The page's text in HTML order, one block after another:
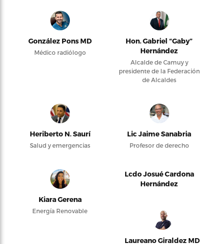
González Pons MD
Médico radiólogo
Hon. Gabriel “Gaby”
Hernández
Alcalde de Camuy y
presidente de la Federación
de Alcaldes
Heriberto N. Saurí
Salud y emergencias
Lic Jaime Sanabria
Profesor de derecho
Kiara Gerena
Energía Renovable
Lcdo Josué Cardona
Hernández
Laureano Giraldez MD